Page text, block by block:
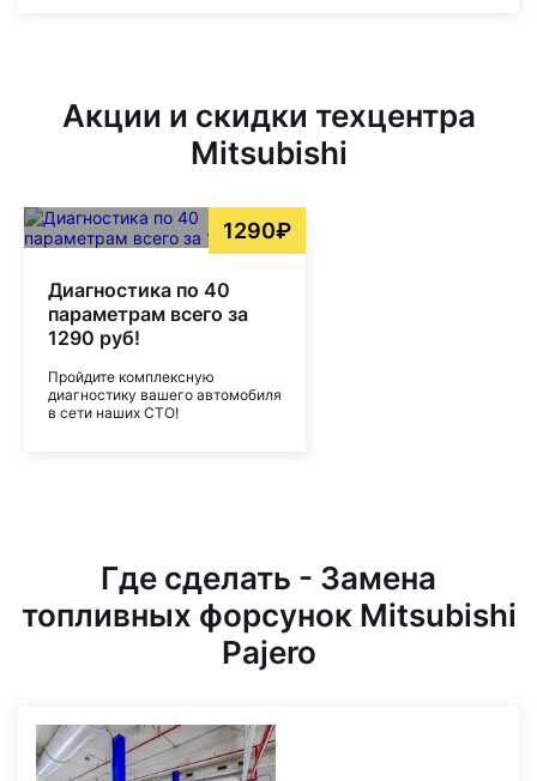
Акции и скидки техцентра
Mitsubishi
1290₽
Диагностика по 40
параметрам всего за
1290 руб!
Пройдите комплексную
диагностику вашего автомобиля
в сети наших СТО!
Где сделать - Замена
топливных форсунок Mitsubishi
Pajero